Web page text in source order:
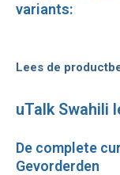
variants:
Lees de
uTalk Swahili
De complete
Gevorderden